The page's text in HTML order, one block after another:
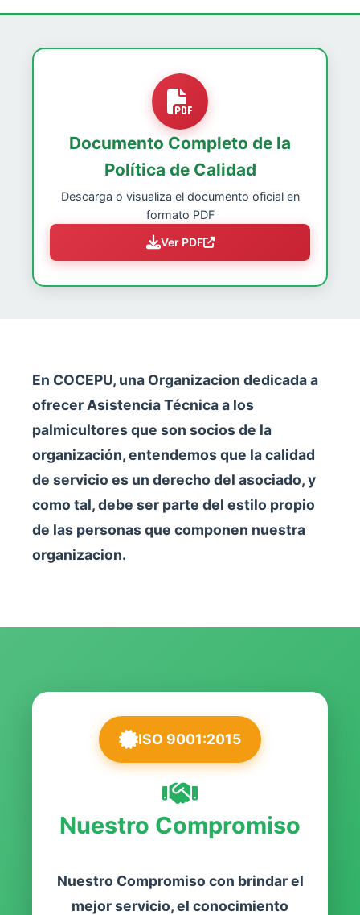
Documento Completo de la
Política de Calidad
Descarga o visualiza el documento oficial en
formato PDF
Ver PDF
En COCEPU, una Organizacion dedicada a
ofrecer Asistencia Técnica a los
palmicultores que son socios de la
organización, entendemos que la calidad
de servicio es un derecho del asociado, y
como tal, debe ser parte del estilo propio
de las personas que componen nuestra
organizacion.
ISO 9001:2015
Nuestro Compromiso
Nuestro Compromiso con brindar el
mejor servicio, el conocimiento